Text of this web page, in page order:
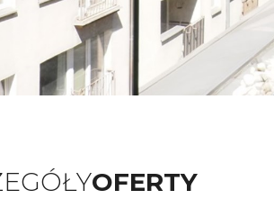
OFERTY